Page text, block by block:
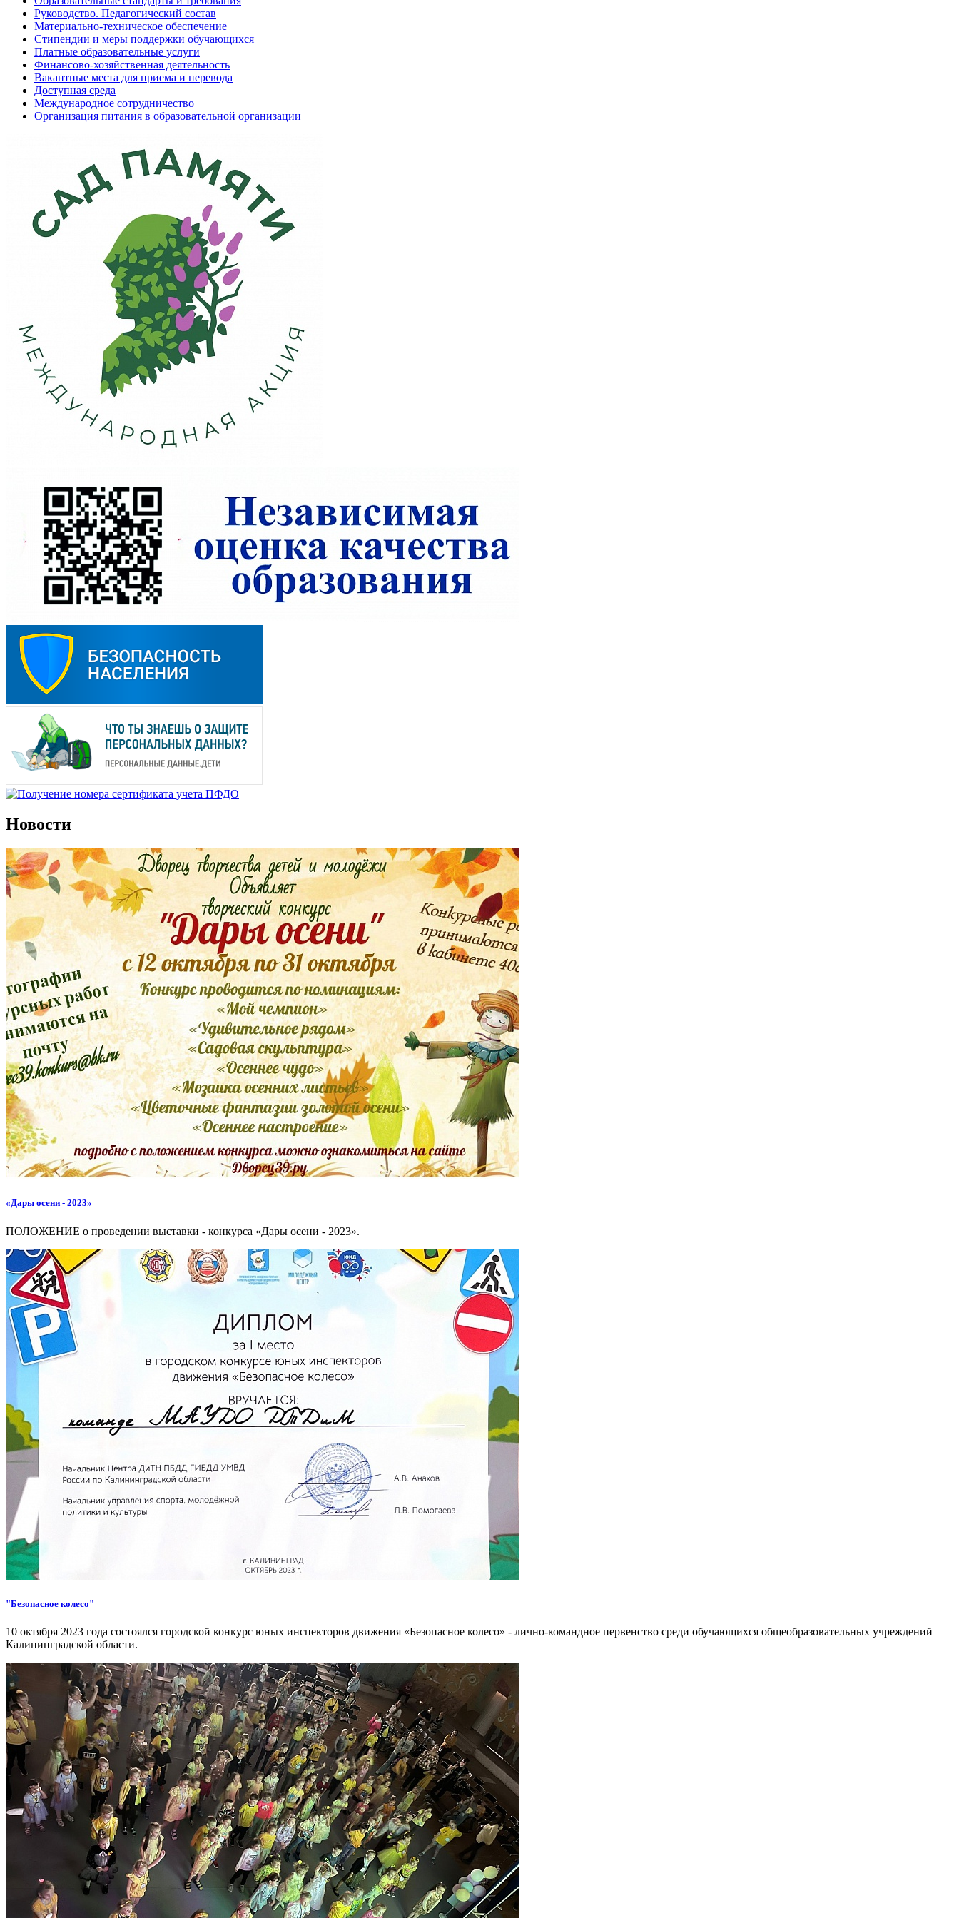
Руководство. Педагогический состав
Материально-техническое обеспечение
Стипендии и меры поддержки обучающихся
Платные образовательные услуги
Финансово-хозяйственная деятельность
Вакантные места для приема и перевода
Доступная среда
Международное сотрудничество
Организация питания в образовательной организации
Новости
«Дары осени - 2023»
ПОЛОЖЕНИЕ о проведении выставки - конкурса «Дары осени - 2023».
"Безопасное колесо"
10 октября 2023 года состоялся городской конкурс юных инспекторов движения «Безопасное колесо» - лично-командное первенство среди обучающихся общеобразовательных учреждений
Калининградской области.